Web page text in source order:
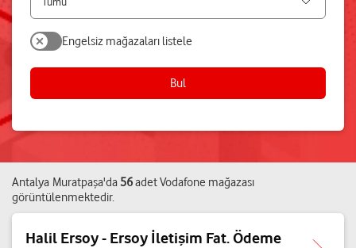
Bul
Engelsiz mağazaları listele
Antalya Muratpaşa'da56adetVodafone mağazası
görüntülenmektedir.
Halil Ersoy - Ersoy İletişim Fat. Ödeme